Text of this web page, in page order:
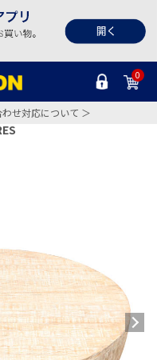
0
せ対応について ＞